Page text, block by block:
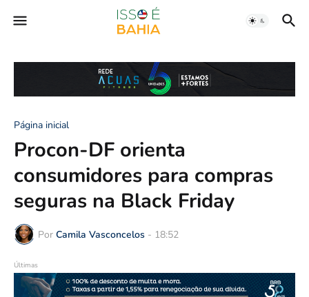
Página inicial
Procon-DF orienta
consumidores para compras
seguras na Black Friday
Por Camila Vasconcelos - 18:52
Últimas